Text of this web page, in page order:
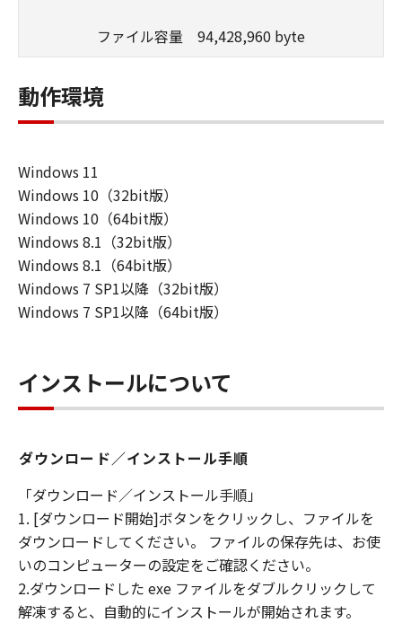
がないこと、その他本ソフトウェアに関し
キヤノン、キヤノンマーケティングジャパ
ン株式会社およびキヤノンのライセンサー
連して生ずる直接的または間接的な損失、
損害等について、いかなる場合においても
一切の責任を負いません。
ユーザーは、日本国政府または該当国の政
府より必要な許可等を得ることなしに、本
ソフトウェアの全部または一部を、直接ま
たは間接に輸出してはなりません。
ファイル容量 94,428,960 byte
動作環境
Windows 11
Windows 10（32bit版）
Windows 10（64bit版）
Windows 8.1（32bit版）
Windows 8.1（64bit版）
Windows 7 SP1以降（32bit版）
Windows 7 SP1以降（64bit版）
インストールについて
ダウンロード／インストール手順
「ダウンロード／インストール手順」
1. [ダウンロード開始]ボタンをクリックし、ファイルを
ダウンロードしてください。 ファイルの保存先は、お使
いのコンピューターの設定をご確認ください。
2.ダウンロードした exe ファイルをダブルクリックして
解凍すると、自動的にインストールが開始されます。